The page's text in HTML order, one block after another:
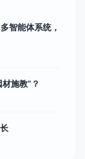
智能体系统，
施教”？